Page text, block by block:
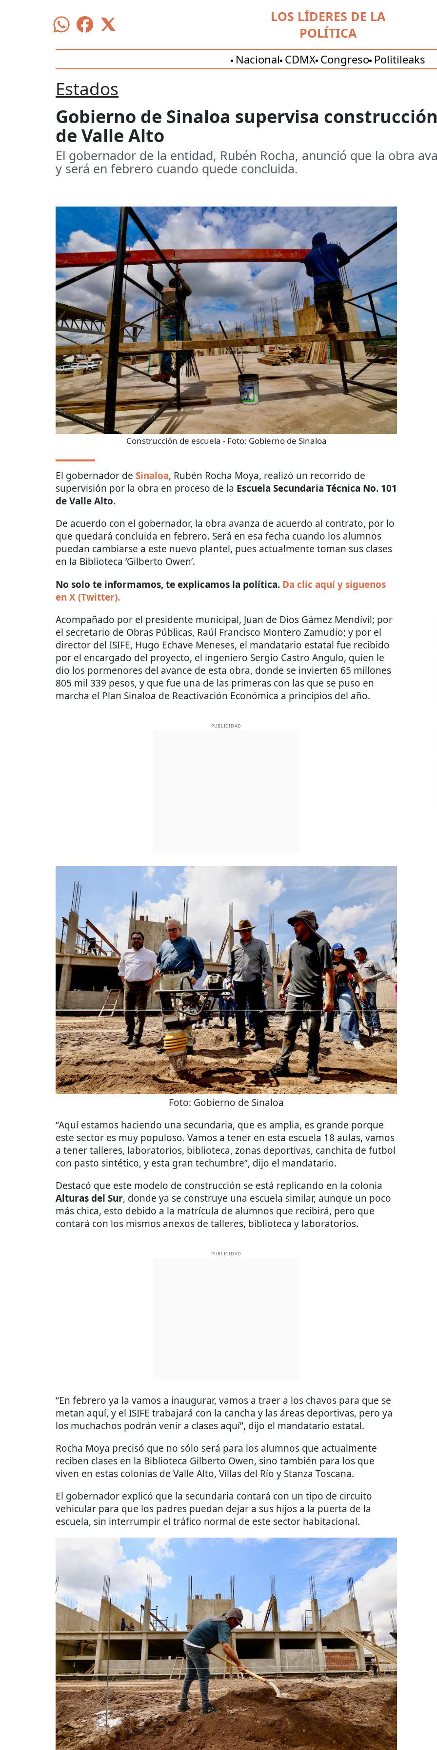
LOS LÍDERES DE LA
POLÍTICA
Nacional CDMX Congreso Politileaks
Estados
Gobierno de Sinaloa supervisa
de Valle Alto
El gobernador de la entidad, Rubén Rocha, anunció que la obra
y será en febrero cuando quede concluida.
Construcción de escuela - Foto: Gobierno de Sinaloa
El gobernador de Sinaloa, Rubén Rocha Moya, realizó un recorrido de
supervisión por la obra en proceso de la Escuela Secundaria Técnica No. 101
de Valle Alto.
De acuerdo con el gobernador, la obra avanza de acuerdo al contrato, por lo
que quedará concluida en febrero. Será en esa fecha cuando los alumnos
puedan cambiarse a este nuevo plantel, pues actualmente toman sus clases
en la Biblioteca ‘Gilberto Owen’.
No solo te informamos, te explicamos la política. Da clic aquí y siguenos
en X (Twitter).
Acompañado por el presidente municipal, Juan de Dios Gámez Mendívil; por
el secretario de Obras Públicas, Raúl Francisco Montero Zamudio; y por el
director del ISIFE, Hugo Echave Meneses, el mandatario estatal fue recibido
por el encargado del proyecto, el ingeniero Sergio Castro Angulo, quien le
dio los pormenores del avance de esta obra, donde se invierten 65 millones
805 mil 339 pesos, y que fue una de las primeras con las que se puso en
marcha el Plan Sinaloa de Reactivación Económica a principios del año.
PUBLICIDAD
Foto: Gobierno de Sinaloa
“Aquí estamos haciendo una secundaria, que es amplia, es grande porque
este sector es muy populoso. Vamos a tener en esta escuela 18 aulas, vamos
a tener talleres, laboratorios, biblioteca, zonas deportivas, canchita de futbol
con pasto sintético, y esta gran techumbre”, dijo el mandatario.
Destacó que este modelo de construcción se está replicando en la colonia
Alturas del Sur, donde ya se construye una escuela similar, aunque un poco
más chica, esto debido a la matrícula de alumnos que recibirá, pero que
contará con los mismos anexos de talleres, biblioteca y laboratorios.
PUBLICIDAD
“En febrero ya la vamos a inaugurar, vamos a traer a los chavos para que se
metan aquí, y el ISIFE trabajará con la cancha y las áreas deportivas, pero ya
los muchachos podrán venir a clases aquí”, dijo el mandatario estatal.
Rocha Moya precisó que no sólo será para los alumnos que actualmente
reciben clases en la Biblioteca Gilberto Owen, sino también para los que
viven en estas colonias de Valle Alto, Villas del Río y Stanza Toscana.
El gobernador explicó que la secundaria contará con un tipo de circuito
vehicular para que los padres puedan dejar a sus hijos a la puerta de la
escuela, sin interrumpir el tráfico normal de este sector habitacional.